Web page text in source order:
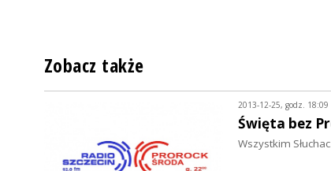
Zobacz także
2013-12-25, godz. 18:09
Święta bez
Wszystkim